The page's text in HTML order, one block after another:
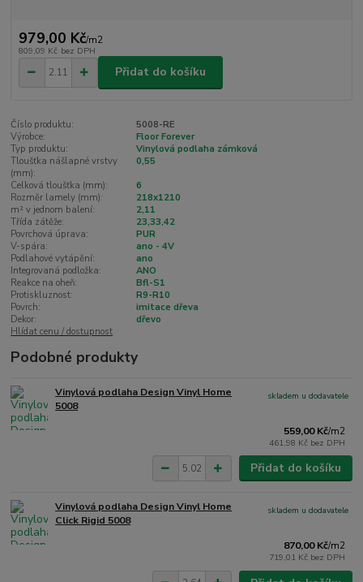
979,00 Kč/m2
809,09 Kč bez DPH
Přidat do košíku
Číslo produktu:
5008-RE
Výrobce:
Floor Forever
Typ produktu:
Vinylová podlaha zámková
Tloušťka nášlapné vrstvy
(mm):
0,55
Celková tloušťka (mm):
6
Rozměr lamely (mm):
218x1210
m² v jednom balení:
2,11
Třída zátěže:
23,33,42
Povrchová úprava:
PUR
V-spára:
ano - 4V
Podlahové vytápění:
ano
Integrovaná podložka:
ANO
Reakce na oheň:
Bfl-S1
Protiskluznost:
R9-R10
Povrch:
imitace dřeva
Dekor:
dřevo
Hlídat cenu / dostupnost
Podobné produkty
Vinylová podlaha Design Vinyl Home
5008
559,00 Kč/m2
461,98 Kč bez DPH
skladem u dodavatele
Přidat do košíku
Vinylová podlaha Design Vinyl Home
Click Rigid 5008
870,00 Kč/m2
719,01 Kč bez DPH
skladem u dodavatele